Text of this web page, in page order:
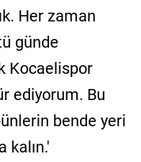
Her zaman
günde
Kocaelispor
ediyorum. Bu
bende yeri
kalın.'